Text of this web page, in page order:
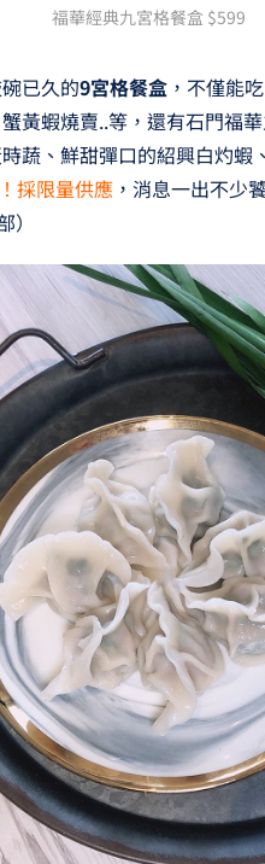
福華經典九宮格餐盒 $599
已久的9宮格餐盒，不僅能
黃蝦燒賣..等，還有石門福
蔬、鮮甜彈口的紹興白灼蝦
採限量供應，消息一出不少